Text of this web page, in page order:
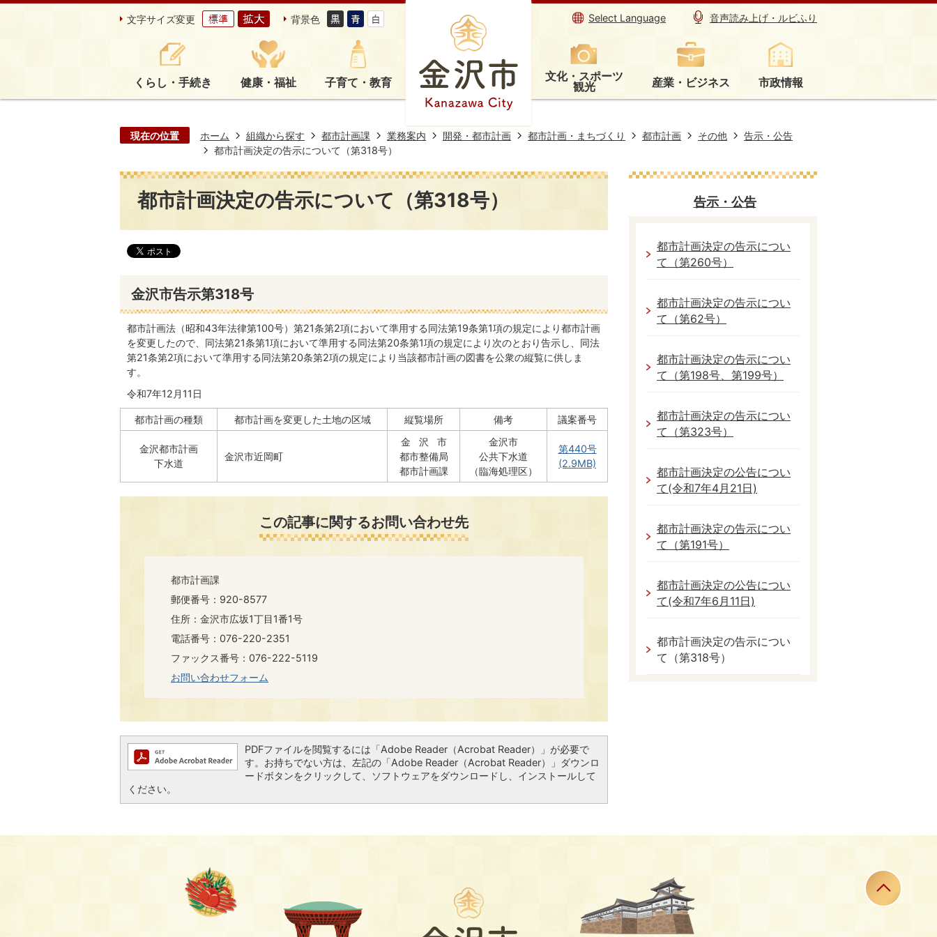
文字サイズ変更 背景色 Select Language 音声読み上げ・ルビふり
くらし・手続き 健康・福祉 子育て・教育 文化・スポーツ
観光 産業・ビジネス 市政情報
現在の位置 ホーム 組織から探す 都市計画課 業務案内 開発・都市計画 都市計画・まちづくり 都市計画 その他
告示・公告
都市計画決定の告示について（第318号）
都市計画決定の告示について（第318号）
金沢市告示第318号
都市計画法（昭和43年法律第100号）第21条第2項において準用する同法第19条第1項の規定により都市計画
を変更したので、同法第21条第1項において準用する同法第20条第1項の規定により次のとおり告示し、同法
第21条第2項において準用する同法第20条第2項の規定により当該都市計画の図書を公衆の縦覧に供しま
す。
令和7年12月11日
都市計画の種類 都市計画を変更した土地の区域 縦覧場所 備考 議案番号
金沢都市計画
下水道
金沢市近岡町
金 沢 市
都市整備局
都市計画課
金沢市
公共下水道
（臨海処理区）
第440号
(2.9MB)
この記事に関するお問い合わせ先
都市計画課
郵便番号：920-8577
住所：金沢市広坂1丁目1番1号
電話番号：076-220-2351
ファックス番号：076-222-5119
お問い合わせフォーム
PDFファイルを閲覧するには「Adobe Reader（Acrobat Reader）」が必要で
す。お持ちでない方は、左記の「Adobe Reader（Acrobat Reader）」ダウンロ
ードボタンをクリックして、ソフトウェアをダウンロードし、インストールして
ください。
告示・公告
都市計画決定の告示につい
て（第260号）
都市計画決定の告示につい
て（第62号）
都市計画決定の告示につい
て（第198号、第199号）
都市計画決定の告示につい
て（第323号）
都市計画決定の公告につい
て(令和7年4月21日)
都市計画決定の告示につい
て（第191号）
都市計画決定の公告につい
て(令和7年6月11日)
都市計画決定の告示につい
て（第318号）